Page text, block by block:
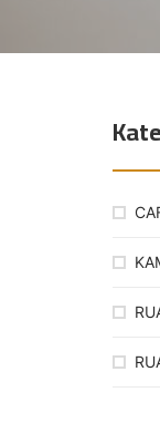
PT
Jepara